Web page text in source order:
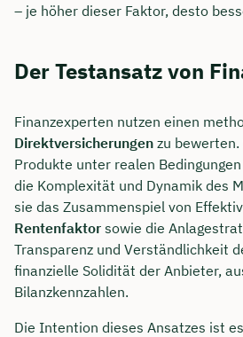
– je höher dieser Faktor, desto
Der Testansatz von
Finanzexperten nutzen einen
Direktversicherungen zu
Produkte unter realen
die Komplexität und Dynamik des
sie das Zusammenspiel von
Rentenfaktor sowie die
Transparenz und Verständlichkeit
finanzielle Solidität der Anbieter,
Bilanzkennzahlen.
Die Intention dieses Ansatzes ist